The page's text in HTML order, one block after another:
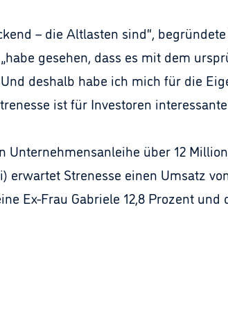
– die Altlasten sind“,
gesehen, dass es mit dem
deshalb habe ich mich für die
ist für Investoren
über 12
erwartet Strenesse einen Umsatz
Ex-Frau Gabriele 12,8 Prozent